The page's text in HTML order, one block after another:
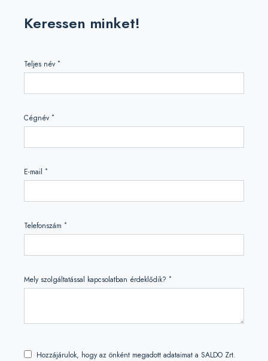
Keressen minket!
Teljes név *
Cégnév *
E-mail *
Telefonszám *
Mely szolgáltatással kapcsolatban érdeklődik? *
Hozzájárulok, hogy az önként megadott adataimat a SALDO Zrt.